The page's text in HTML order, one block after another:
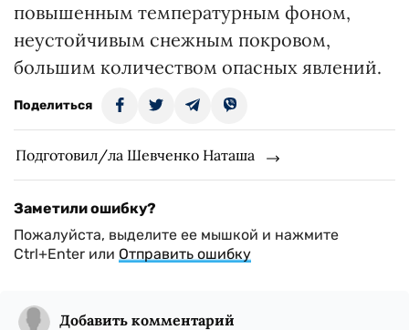
повышенным температурным фоном,
неустойчивым снежным покровом,
большим количеством опасных явлений.
Поделиться
Подготовил/ла Шевченко Наташа
Заметили ошибку?
Пожалуйста, выделите ее мышкой и нажмите
Ctrl+Enter или Отправить ошибку
Добавить комментарий